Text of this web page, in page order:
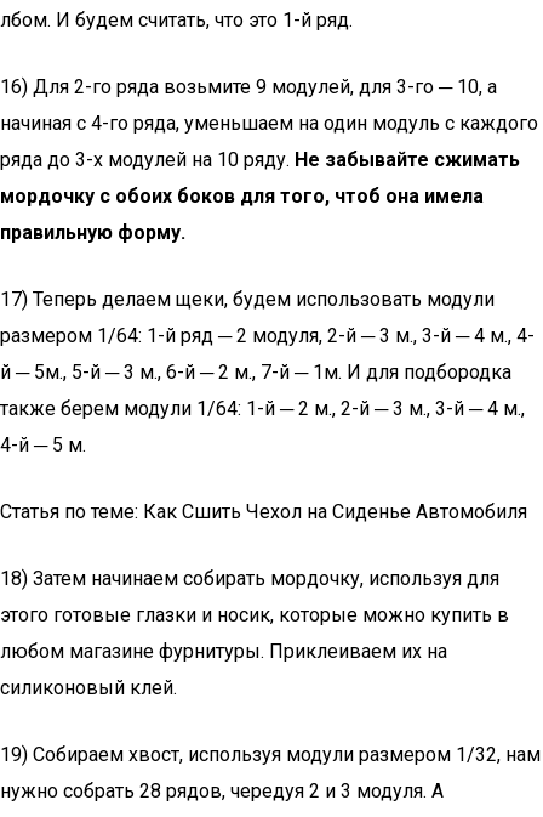
лбом. И будем считать, что это 1-й ряд.
16) Для 2-го ряда возьмите 9 модулей, для 3-го ─ 10, а
начиная с 4-го ряда, уменьшаем на один модуль с каждого
ряда до 3-х модулей на 10 ряду. Не забывайте сжимать
мордочку с обоих боков для того, чтоб она имела
правильную форму.
17) Теперь делаем щеки, будем использовать модули
размером 1/64: 1-й ряд ─ 2 модуля, 2-й ─ 3 м., 3-й ─ 4 м., 4-
й ─ 5м., 5-й ─ 3 м., 6-й ─ 2 м., 7-й ─ 1м. И для подбородка
также берем модули 1/64: 1-й ─ 2 м., 2-й ─ 3 м., 3-й ─ 4 м.,
4-й ─ 5 м.
Статья по теме: Как Сшить Чехол на Сиденье Автомобиля
18) Затем начинаем собирать мордочку, используя для
этого готовые глазки и носик, которые можно купить в
любом магазине фурнитуры. Приклеиваем их на
силиконовый клей.
19) Собираем хвост, используя модули размером 1/32, нам
нужно собрать 28 рядов, чередуя 2 и 3 модуля. А